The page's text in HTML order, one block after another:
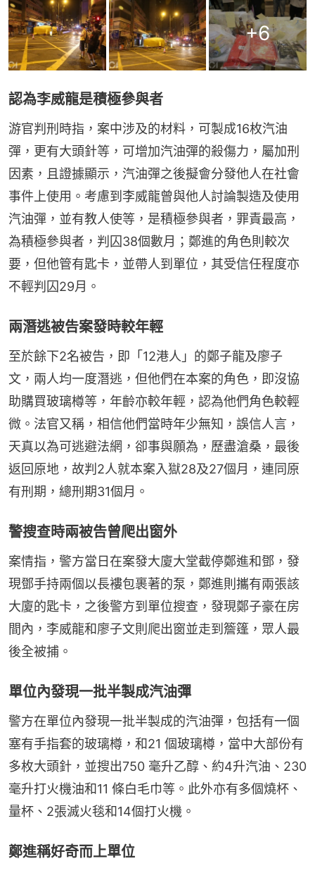
+6
認為李威龍是積極參與者
游官判刑時指，案中涉及的材料，可製成16枚汽油
彈，更有大頭針等，可增加汽油彈的殺傷力，屬加刑
因素，且證據顯示，汽油彈之後擬會分發他人在社會
事件上使用。考慮到李威龍曾與他人討論製造及使用
汽油彈，並有教人使等，是積極參與者，罪責最高，
為積極參與者，判囚38個數月；鄭進的角色則較次
要，但他管有匙卡，並帶人到單位，其受信任程度亦
不輕判囚29月。
兩潛逃被告案發時較年輕
至於餘下2名被告，即「12港人」的鄭子龍及廖子
文，兩人均一度潛逃，但他們在本案的角色，即沒協
助購買玻璃樽等，年齡亦較年輕，認為他們角色較輕
微。法官又稱，相信他們當時年少無知，誤信人言，
天真以為可逃避法網，卻事與願為，歷盡滄桑，最後
返回原地，故判2人就本案入獄28及27個月，連同原
有刑期，總刑期31個月。
警搜查時兩被告曾爬出窗外
案情指，警方當日在案發大廈大堂截停鄭進和鄧，發
現鄧手持兩個以長褸包裹著的泵，鄭進則攜有兩張該
大廈的匙卡，之後警方到單位搜查，發現鄭子豪在房
間內，李威龍和廖子文則爬出窗並走到簷篷，眾人最
後全被捕。
單位內發現一批半製成汽油彈
警方在單位內發現一批半製成的汽油彈，包括有一個
塞有手指套的玻璃樽，和21 個玻璃樽，當中大部份有
多枚大頭針，並搜出750 毫升乙醇、約4升汽油、230
毫升打火機油和11 條白毛巾等。此外亦有多個燒杯、
量杯、2張滅火毯和14個打火機。
鄭進稱好奇而上單位